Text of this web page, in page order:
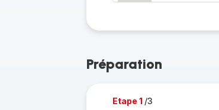
Préparation
Etape 1 /3